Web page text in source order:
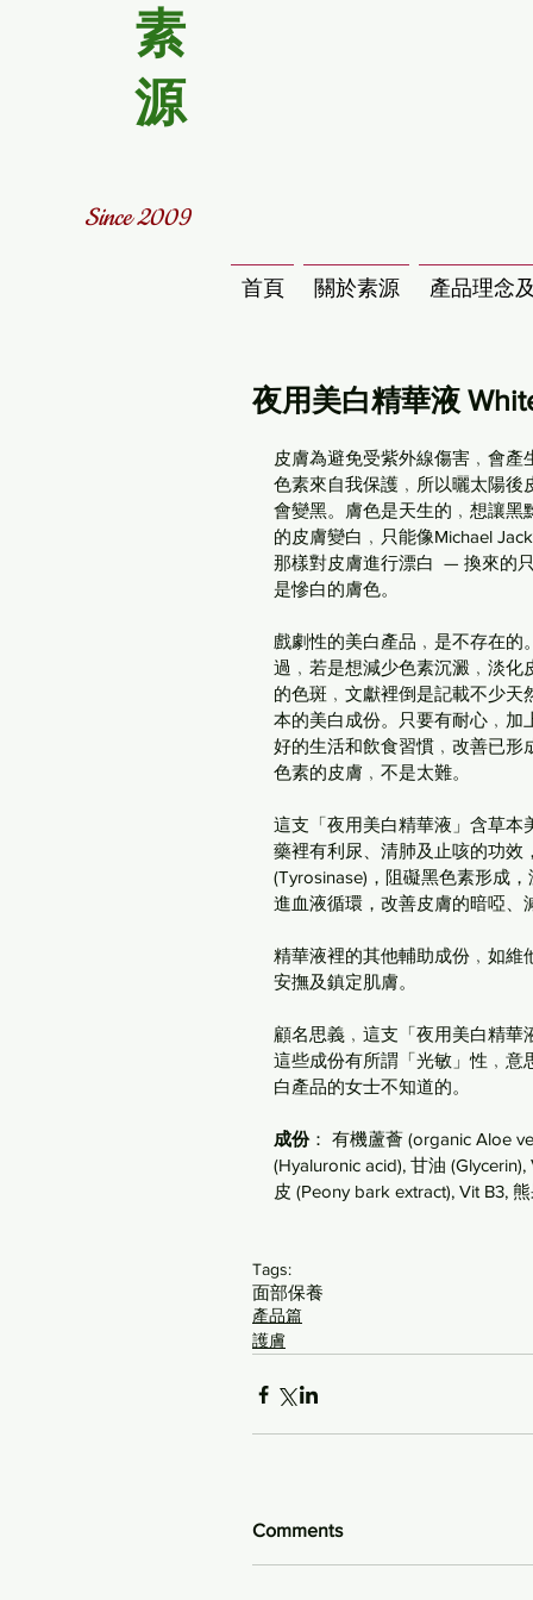
素
源
Since 2009
首頁 關於素源 產品理念
夜用美白精華液
皮膚為避免受紫外線傷害﹐會產
色素來自我保護﹐所以曬太陽後
會變黑。膚色是天生的﹐想讓黑
的皮膚變白﹐只能像Michael
那樣對皮膚進行漂白  — 換來的
是慘白的膚色。
戲劇性的美白產品﹐是不存在的
過﹐若是想減少色素沉澱﹐淡化
的色斑﹐文獻裡倒是記載不少天
本的美白成份。只要有耐心﹐加
好的生活和飲食習慣﹐改善已形
色素的皮膚﹐不是太難。
這支「夜用美白精華液」含草本
藥裡有利尿、清肺及止咳的功效
(Tyrosinase)，阻礙黑色素形成
進血液循環，改善皮膚的暗啞、
精華液裡的其他輔助成份﹐如維
安撫及鎮定肌膚。
顧名思義﹐這支「夜用美白精華
這些成份有所謂「光敏」性﹐意
白產品的女士不知道的。
成份： 有機蘆薈 (organic Aloe
(Hyaluronic acid), 甘油
皮 (Peony bark extract), Vit B3,
Tags:
面部保養
產品篇
護膚
Comments